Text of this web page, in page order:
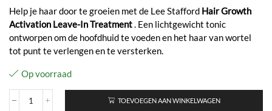
Help je haar door te groeien met de Lee Stafford Hair Growth
Activation Leave-In Treatment. Een lichtgewicht tonic
ontworpen om de hoofdhuid te voeden en het haar van wortel
tot punt te verlengen en te versterken.
Op voorraad
Grow
TOEVOEGEN AAN WINKELWAGEN